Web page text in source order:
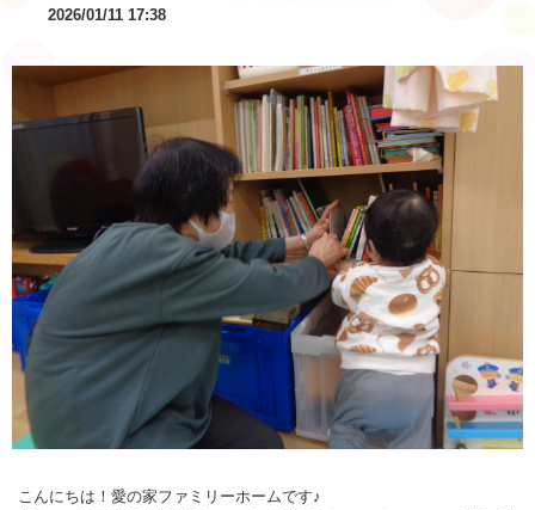
2026/01/11 17:38
こんにちは！愛の家ファミリーホームです♪